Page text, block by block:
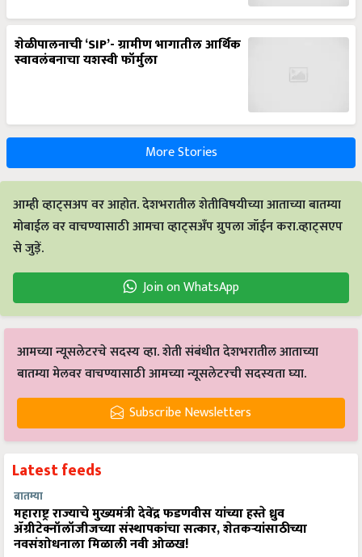
शेळीपालनाची ‘SIP’- ग्रामीण भागातील आर्थिक
स्वावलंबनाचा यशस्वी फॉर्मुला
More Stories
आम्ही व्हाट्सअप वर आहोत. देशभरातील शेतीविषयीच्या आताच्या बातम्या
मोबाईल वर वाचण्यासाठी आमचा व्हाट्सअँप ग्रुपला जॉईन करा.व्हाट्सएप
से जुड़ें.
Join on WhatsApp
आमच्या न्यूसलेटरचे सदस्य व्हा. शेती संबंधीत देशभरातील आताच्या
बातम्या मेलवर वाचण्यासाठी आमच्या न्यूसलेटरची सदस्यता घ्या.
Subscribe Newsletters
Latest feeds
बातम्या
महाराष्ट्र राज्याचे मुख्यमंत्री देवेंद्र फडणवीस यांच्या हस्ते ध्रुव
ॲग्रीटेक्नॉलॉजीजच्या संस्थापकांचा सत्कार, शेतकऱ्यांसाठीच्या
नवसंशोधनाला मिळाली नवी ओळख!